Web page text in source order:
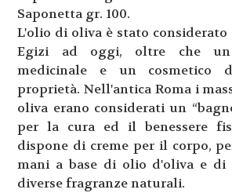
Saponetta gr. 100.
L'olio di oliva è stato
Egizi ad oggi, oltre che
medicinale e un cosmetico
proprietà. Nell'antica Roma i
oliva erano considerati un
per la cura ed il benessere
dispone di creme per il corpo,
mani a base di olio d'oliva e di
diverse fragranze naturali.